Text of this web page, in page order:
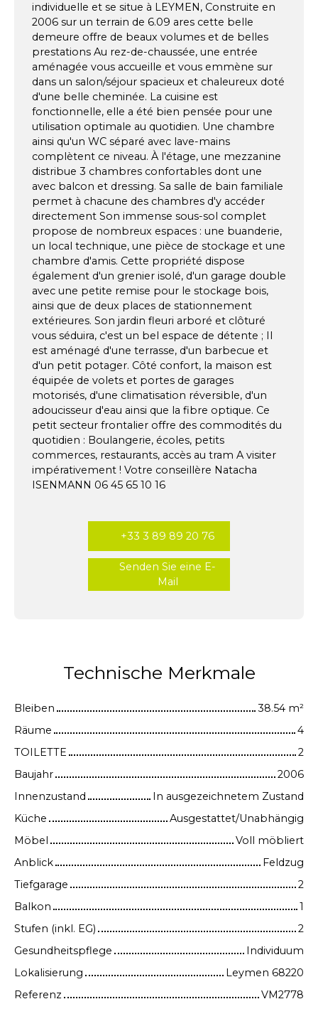
individuelle et se situe à LEYMEN, Construite en
2006 sur un terrain de 6.09 ares cette belle
demeure offre de beaux volumes et de belles
prestations Au rez-de-chaussée, une entrée
aménagée vous accueille et vous emmène sur
dans un salon/séjour spacieux et chaleureux doté
d'une belle cheminée. La cuisine est
fonctionnelle, elle a été bien pensée pour une
utilisation optimale au quotidien. Une chambre
ainsi qu'un WC séparé avec lave-mains
complètent ce niveau. À l'étage, une mezzanine
distribue 3 chambres confortables dont une
avec balcon et dressing. Sa salle de bain familiale
permet à chacune des chambres d'y accéder
directement Son immense sous-sol complet
propose de nombreux espaces : une buanderie,
un local technique, une pièce de stockage et une
chambre d'amis. Cette propriété dispose
également d'un grenier isolé, d'un garage double
avec une petite remise pour le stockage bois,
ainsi que de deux places de stationnement
extérieures. Son jardin fleuri arboré et clôturé
vous séduira, c'est un bel espace de détente ; Il
est aménagé d'une terrasse, d'un barbecue et
d'un petit potager. Côté confort, la maison est
équipée de volets et portes de garages
motorisés, d'une climatisation réversible, d'un
adoucisseur d'eau ainsi que la fibre optique. Ce
petit secteur frontalier offre des commodités du
quotidien : Boulangerie, écoles, petits
commerces, restaurants, accès au tram A visiter
impérativement ! Votre conseillère Natacha
ISENMANN 06 45 65 10 16
+33 3 89 89 20 76
Senden Sie eine E-
Mail
Technische Merkmale
Bleiben 38.54 m²
Räume
4
TOILETTE
2
Baujahr
2006
Innenzustand
In ausgezeichnetem Zustand
Küche
Ausgestattet/Unabhängig
Möbel
Voll möbliert
Anblick
Feldzug
Tiefgarage
2
Balkon
1
Stufen (inkl. EG)
2
Gesundheitspflege
Individuum
Lokalisierung
Leymen 68220
Referenz
VM2778